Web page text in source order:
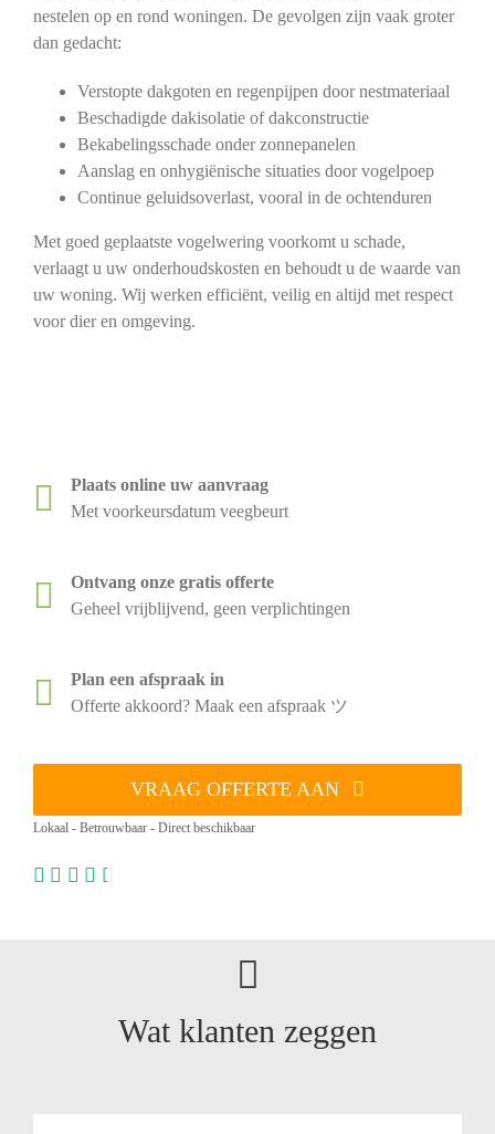
nestelen op en rond woningen. De gevolgen zijn vaak groter
dan gedacht:
Verstopte dakgoten en regenpijpen door nestmateriaal
Beschadigde dakisolatie of dakconstructie
Bekabelingsschade onder zonnepanelen
Aanslag en onhygiënische situaties door vogelpoep
Continue geluidsoverlast, vooral in de ochtenduren
Met goed geplaatste vogelwering voorkomt u schade,
verlaagt u uw onderhoudskosten en behoudt u de waarde van
uw woning. Wij werken efficiënt, veilig en altijd met respect
voor dier en omgeving.
Plaats online uw aanvraag
Met voorkeursdatum veegbeurt
Ontvang onze gratis offerte
Geheel vrijblijvend, geen verplichtingen
Plan een afspraak in
Offerte akkoord? Maak een afspraak ツ
VRAAG OFFERTE AAN
Lokaal - Betrouwbaar - Direct beschikbaar
Wat klanten zeggen